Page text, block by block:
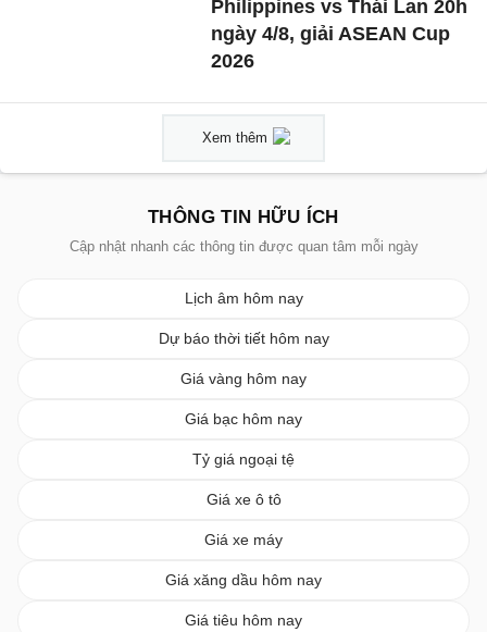
Philippines vs Thái Lan 20h
ngày 4/8, giải ASEAN Cup
2026
Xem thêm
THÔNG TIN HỮU ÍCH
Cập nhật nhanh các thông tin được quan tâm mỗi ngày
Lịch âm hôm nay
Dự báo thời tiết hôm nay
Giá vàng hôm nay
Giá bạc hôm nay
Tỷ giá ngoại tệ
Giá xe ô tô
Giá xe máy
Giá xăng dầu hôm nay
Giá tiêu hôm nay